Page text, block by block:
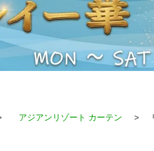
アジアンリゾート カーテン > リ